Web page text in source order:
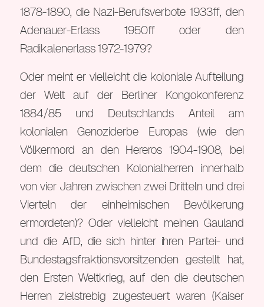
1878-1890, die Nazi-Berufsverbote 1933ff, den
Adenauer-Erlass 1950ff oder den
Radikalenerlass 1972-1979?
Oder meint er vielleicht die koloniale Aufteilung
der Welt auf der Berliner Kongokonferenz
1884/85 und Deutschlands Anteil am
kolonialen Genoziderbe Europas (wie den
Völkermord an den Hereros 1904-1908, bei
dem die deutschen Kolonialherren innerhalb
von vier Jahren zwischen zwei Dritteln und drei
Vierteln der einheimischen Bevölkerung
ermordeten)? Oder vielleicht meinen Gauland
und die AfD, die sich hinter ihren Partei- und
Bundestagsfraktionsvorsitzenden gestellt hat,
den Ersten Weltkrieg, auf den die deutschen
Herren zielstrebig zugesteuert waren (Kaiser